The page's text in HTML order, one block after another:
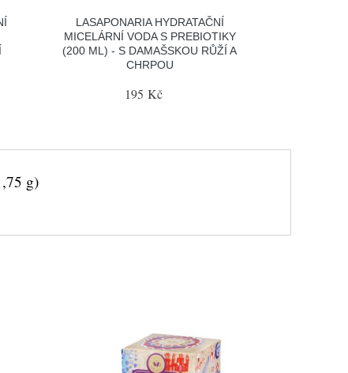
LASAPONARIA HYDRATAČNÍ
MICELÁRNÍ VODA S PREBIOTIKY
(200 ML) - S DAMAŠSKOU RŮŽÍ A
CHRPOU
195 Kč
g)